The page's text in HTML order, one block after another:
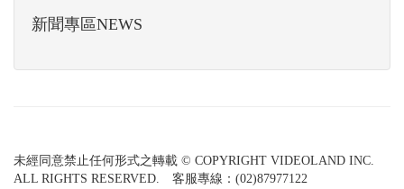
新聞專區NEWS
未經同意禁止任何形式之轉載 © COPYRIGHT VIDEOLAND INC.
ALL RIGHTS RESERVED. 客服專線：(02)87977122